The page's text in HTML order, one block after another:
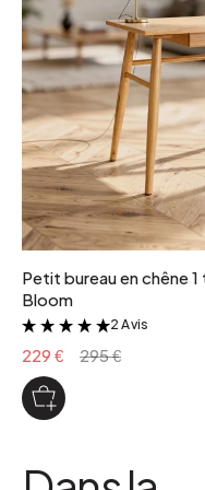
Petit bureau en chêne
Bloom
&
2 Avis
229 € 295 €